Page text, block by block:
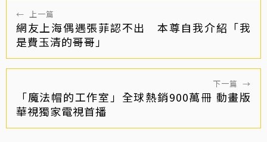
← 上一篇
網友上海偶遇張菲認不出 本尊自我介紹「我
是費玉清的哥哥」
下一篇 →
「魔法帽的工作室」全球熱銷900萬冊 動畫版
華視獨家電視首播